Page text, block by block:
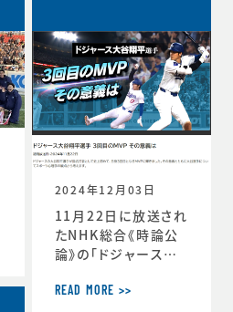
回目のMVP その
意義は」
2024年12月03日
11月22日に放送され
たNHK総合《時論公
論》の「ドジャース大
MVP その意義は」内
READ MORE >>